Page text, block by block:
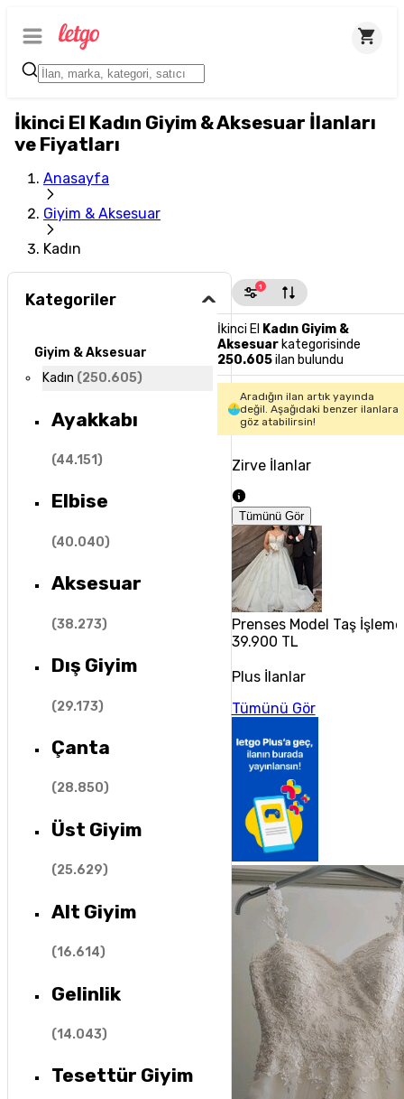
İkinci El Kadın Giyim & Aksesuar İlanları
ve Fiyatları
Anasayfa
Giyim & Aksesuar
Kadın
Kategoriler
Giyim & Aksesuar
Kadın (250.605)
Ayakkabı
(44.151)
Elbise
(40.040)
Aksesuar
(38.273)
Dış Giyim
(29.173)
Çanta
(28.850)
Üst Giyim
(25.629)
Alt Giyim
(16.614)
Gelinlik
(14.043)
Tesettür Giyim
1
İkinci El Kadın Giyim &
Aksesuarkategorisinde
250.605ilan bulundu
Aradığın ilan artık yayında
değil. Aşağıdaki benzer ilanlara
göz atabilirsin!
Zirve İlanlar
Tümünü Gör
Prenses Model Taş
39.900 TL
Plus İlanlar
Tümünü Gör